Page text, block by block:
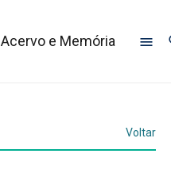
Acervo e Memória
Voltar